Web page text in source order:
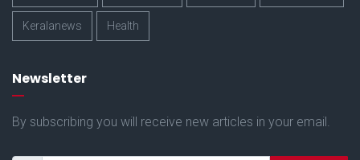
Keralanews Health
Newsletter
By subscribing you will receive new articles in your email.